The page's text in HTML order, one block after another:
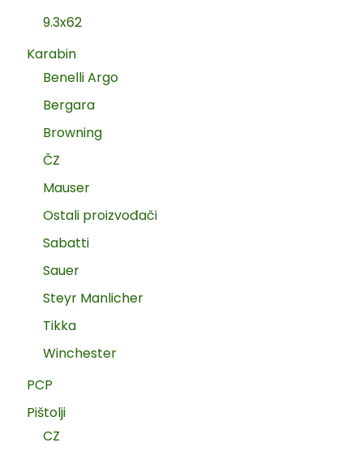
9.3x62
Karabin
Benelli Argo
Bergara
Browning
ČZ
Mauser
Ostali proizvođači
Sabatti
Sauer
Steyr Manlicher
Tikka
Winchester
PCP
Pištolji
CZ